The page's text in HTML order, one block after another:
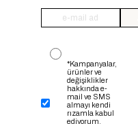
*Kampanyalar,
ürünler ve
değişiklikler
hakkında e-
mail ve SMS
almayı kendi
rızamla kabul
ediyorum.